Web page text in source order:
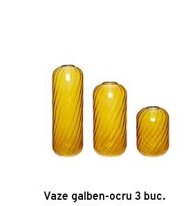
Vaze galben-ocru 3 buc.